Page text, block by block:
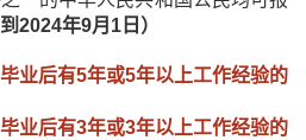
2024年9月 1 日）
业后有5年或5年以上工作经验的
业后有3年或3年以上工作经验的